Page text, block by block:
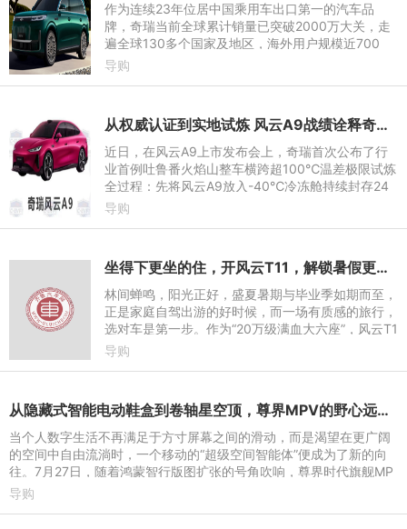
作为连续23年位居中国乘用车出口第一的汽车品
牌，奇瑞当前全球累计销量已突破2000万大关，走
遍全球130多个国家及地区，海外用户规模近700
万。其中“满血大六座SUV”风云T11正是奇瑞出海
导购
从权威认证到实地试炼 风云A9战绩诠释奇瑞造车安全底色
近日，在风云A9上市发布会上，奇瑞首次公布了行
业首例吐鲁番火焰山整车横跨超100℃温差极限试炼
全过程：先将风云A9放入-40℃冷冻舱持续封存24
小时，完成极寒工况验证；随后车辆无缝驶入地表近
导购
坐得下更坐的住，开风云T11，解锁暑假更好的打开方式
林间蝉鸣，阳光正好，盛夏暑期与毕业季如期而至，
正是家庭自驾出游的好时候，而一场有质感的旅行，
选对车是第一步。作为“20万级满血大六座”，风云T1
1通过宽适空间、多元配置以及超长续航的兜底，带
导购
从隐藏式智能电动鞋盒到卷轴星空顶，尊界MPV的野心远不止一台旗舰MPV
当个人数字生活不再满足于方寸屏幕之间的滑动，而是渴望在更广阔
的空间中自由流淌时，一个移动的“超级空间智能体”便成为了新的向
往。7月27日，随着鸿蒙智行版图扩张的号角吹响，尊界时代旗舰MP
V正式定档8月5日14:3
导购